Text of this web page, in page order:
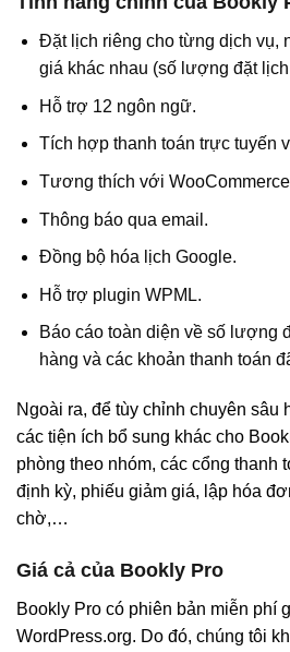
Đặt lịch riêng cho từng dịch vụ,
giá khác nhau (số lượng đặt
Hỗ trợ 12 ngôn ngữ.
Tích hợp thanh toán trực tuyến
Tương thích với
Thông báo qua email.
Đồng bộ hóa lịch Google.
Hỗ trợ plugin WPML.
Báo cáo toàn diện về số lượng
hàng và các khoản thanh toán
Ngoài ra, để tùy chỉnh chuyên sâu
các tiện ích bổ sung khác cho
phòng theo nhóm, các cổng thanh
định kỳ, phiếu giảm giá, lập hóa
chờ,…
Giá cả của Bookly Pro
Bookly Pro có phiên bản miễn phí
WordPress.org. Do đó, chúng tôi